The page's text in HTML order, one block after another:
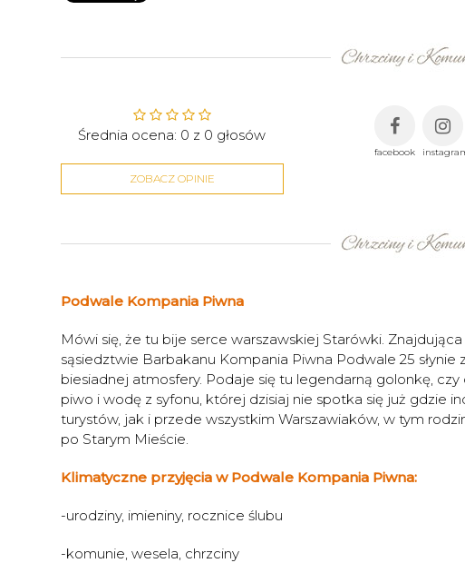
Średnia ocena: 0 z 0 głosów
ZOBACZ OPINIE
facebook
Podwale Kompania Piwna
Mówi się, że tu bije serce warszawskiej Starówki.
sąsiedztwie Barbakanu Kompania Piwna Podwale 25
biesiadnej atmosfery. Podaje się tu legendarną golonkę,
piwo i wodę z syfonu, której dzisiaj nie spotka się już gdzie
turystów, jak i przede wszystkim Warszawiaków, w tym
po Starym Mieście.
Klimatyczne przyjęcia w Podwale Kompania Piwna:
-urodziny, imieniny, rocznice ślubu
-komunie, wesela, chrzciny